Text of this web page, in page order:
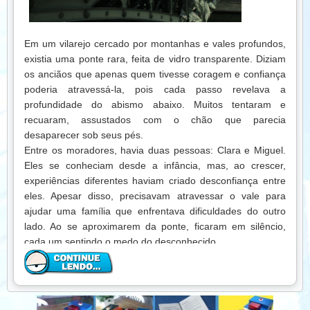
carinho é uma hora que vale a pena. O tempo pode passar
sempre.
Naquele dia, Lucas compreendeu algo que jamais
esqueceria. Ao invés de se preocupar com cada minuto
que o relógio marcava, passou a valorizar os instantes com
seu avô, as histórias contadas, os jogos no quintal e até o
silêncio compartilhado. Aprendeu que o tempo não pode
ser recuperado, mas cada momento vivido com amor é
eterno.
Lição:O tempo é precioso, mas não pode ser medido
apenas em horas. Cada momento vivido com atenção,
carinho e amor é um tesouro que permanece mesmo
quando os relógios param. Valorize o presente e faça dele
uma memória que o coração jamais esquecerá.
Em um vilarejo cercado por montanhas e vales profundos,
existia uma ponte rara, feita de vidro transparente. Diziam
os anciãos que apenas quem tivesse coragem e confiança
poderia atravessá-la, pois cada passo revelava a
profundidade do abismo abaixo. Muitos tentaram e
recuaram, assustados com o chão que parecia
desaparecer sob seus pés.
Entre os moradores, havia duas pessoas: Clara e Miguel.
Eles se conheciam desde a infância, mas, ao crescer,
experiências diferentes haviam criado desconfiança entre
eles. Apesar disso, precisavam atravessar o vale para
ajudar uma família que enfrentava dificuldades do outro
lado. Ao se aproximarem da ponte, ficaram em silêncio,
cada um sentindo o medo do desconhecido.
— Miguel… — disse Clara, hesitante —, não sei se consigo
Ele segurou sua mão com firmeza, tentando transmitir